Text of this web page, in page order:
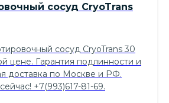
сосуд CryoTrans
сосуд CryoTrans 30
цене. Гарантия подлинности и
доставка по Москве и РФ.
+7(993)617-81-69.